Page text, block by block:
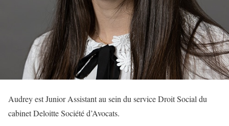
Audrey est Junior Assistant au sein du service Droit Social du
cabinet Deloitte Société d’Avocats.